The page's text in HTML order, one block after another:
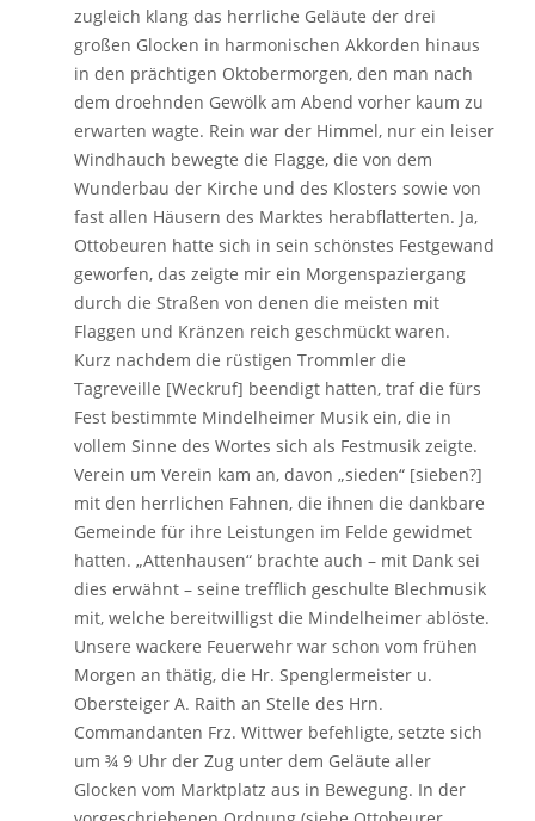
zugleich klang das herrliche Geläute der drei
großen Glocken in harmonischen Akkorden hinaus
in den prächtigen Oktobermorgen, den man nach
dem droehnden Gewölk am Abend vorher kaum zu
erwarten wagte. Rein war der Himmel, nur ein leiser
Windhauch bewegte die Flagge, die von dem
Wunderbau der Kirche und des Klosters sowie von
fast allen Häusern des Marktes herabflatterten. Ja,
Ottobeuren hatte sich in sein schönstes Festgewand
geworfen, das zeigte mir ein Morgenspaziergang
durch die Straßen von denen die meisten mit
Flaggen und Kränzen reich geschmückt waren.
Kurz nachdem die rüstigen Trommler die
Tagreveille [Weckruf] beendigt hatten, traf die fürs
Fest bestimmte Mindelheimer Musik ein, die in
vollem Sinne des Wortes sich als Festmusik zeigte.
Verein um Verein kam an, davon „sieden“ [sieben?]
mit den herrlichen Fahnen, die ihnen die dankbare
Gemeinde für ihre Leistungen im Felde gewidmet
hatten. „Attenhausen“ brachte auch – mit Dank sei
dies erwähnt – seine trefflich geschulte Blechmusik
mit, welche bereitwilligst die Mindelheimer ablöste.
Unsere wackere Feuerwehr war schon vom frühen
Morgen an thätig, die Hr. Spenglermeister u.
Obersteiger A. Raith an Stelle des Hrn.
Commandanten Frz. Wittwer befehligte, setzte sich
um ¾ 9 Uhr der Zug unter dem Geläute aller
Glocken vom Marktplatz aus in Bewegung. In der